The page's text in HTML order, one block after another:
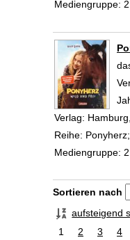
Mediengruppe:
Verlag:
Reihe:
Mediengruppe:
Zu den
Sortieren nach
aufsteigend
1
2 3 4